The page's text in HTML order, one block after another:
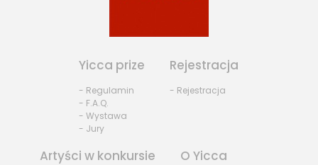
Yicca prize
- Regulamin
- F.A.Q.
- Wystawa
- Jury
Rejestracja
- Rejestracja
Artyści w konkursie O Yicca